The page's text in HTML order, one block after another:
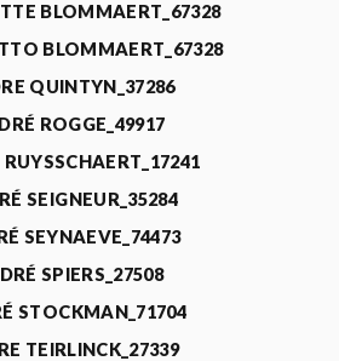
BLOMMAERT_67328
BLOMMAERT_67328
QUINTYN_37286
ROGGE_49917
SEIGNEUR_35284
SEYNAEVE_74473
SPIERS_27508
STOCKMAN_71704
TEIRLINCK_27339